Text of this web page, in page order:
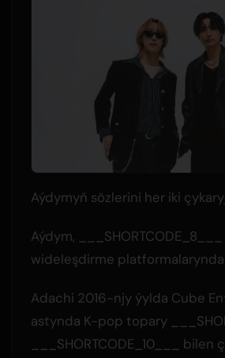
Aýdymyň sözlerini her iki
Aýdym,
wideleşdirme
Adachi 2016-njy ýylda Cube
astynda K-pop topary
___SHORTCODE_10___ bilen